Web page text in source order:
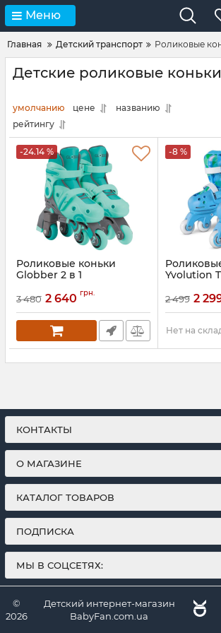
Меню
Главная Детский транспорт Роликовые
Детские роликовые коньки
умолчанию цене
названию
рейтингу
-24.14 %
Роликовые коньки
Globber 2 в 1
3 480 2 640 грн.
-8 %
Yvolution
2 499 2
Нет на
КОНТАКТЫ
О МАГАЗИНЕ
КАТАЛОГ ТОВАРОВ
ПОДПИСКА
МЫ В СОЦСЕТЯХ:
©
2026
Детский интернет-магазин
BabyFan.com.ua